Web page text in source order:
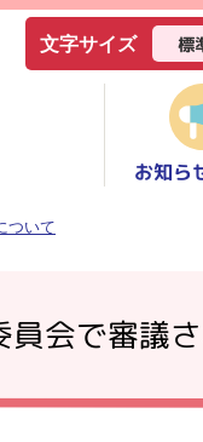
文字サイズ 標
お知ら
ついて
員会で審議